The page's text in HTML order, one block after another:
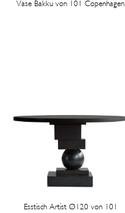
Vase Bakku von 101 Copenhagen
Esstisch Artist Ø120 von 101